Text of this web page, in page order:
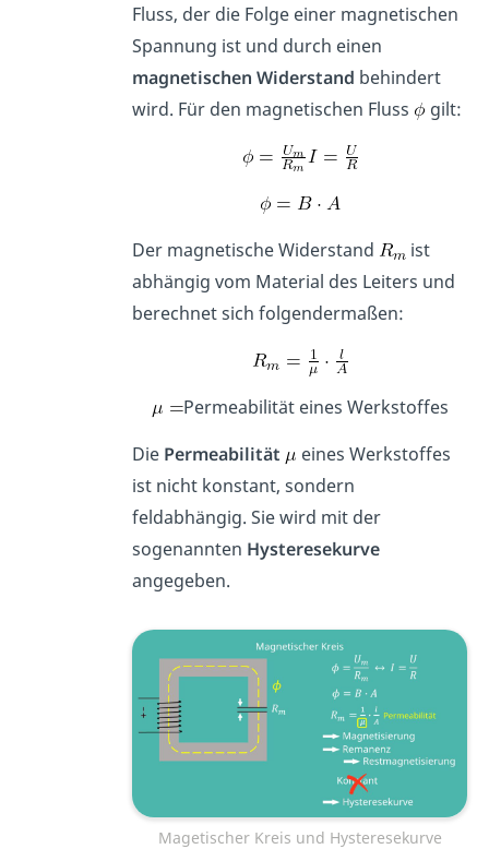
Fluss, der die Folge einer magnetischen
Spannung ist und durch einen
magnetischen Widerstand behindert
wird. Für den magnetischen Fluss
gilt:
Der magnetische Widerstand
ist
abhängig vom Material des Leiters und
berechnet sich folgendermaßen:
Permeabilität eines Werkstoffes
Die Permeabilität
eines Werkstoffes
ist nicht konstant, sondern
feldabhängig. Sie wird mit der
sogenannten Hysteresekurve
angegeben.
Magetischer Kreis und Hysteresekurve